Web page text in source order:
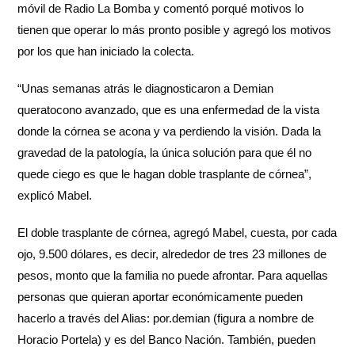
móvil de Radio La Bomba y comentó porqué motivos lo
tienen que operar lo más pronto posible y agregó los motivos
por los que han iniciado la colecta.
“Unas semanas atrás le diagnosticaron a Demian
queratocono avanzado, que es una enfermedad de la vista
donde la córnea se acona y va perdiendo la visión. Dada la
gravedad de la patología, la única solución para que él no
quede ciego es que le hagan doble trasplante de córnea”,
explicó Mabel.
El doble trasplante de córnea, agregó Mabel, cuesta, por cada
ojo, 9.500 dólares, es decir, alrededor de tres 23 millones de
pesos, monto que la familia no puede afrontar. Para aquellas
personas que quieran aportar económicamente pueden
hacerlo a través del Alias: por.demian (figura a nombre de
Horacio Portela) y es del Banco Nación. También, pueden